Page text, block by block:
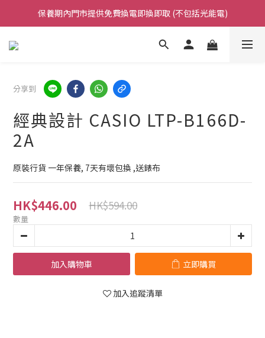
凡購買任何產品滿$500免運費（香港/澳門）
保養期內門市提供免費換電即換即取 (不包括光能電)
凡購買任何產品滿$500免運費（香港/澳門）
分享到
經典設計 CASIO LTP-B166D-
2A
原裝行貨 一年保養, 7天有壞包換 ,送錶布
HK$446.00 HK$594.00
數量
加入購物車 立即購買
加入追蹤清單